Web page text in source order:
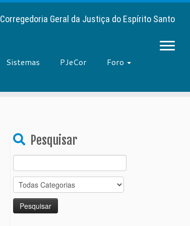
Corregedoria Geral da Justiça do Espírito Santo
Sistemas PJeCor
Foro
Pesquisar
for: